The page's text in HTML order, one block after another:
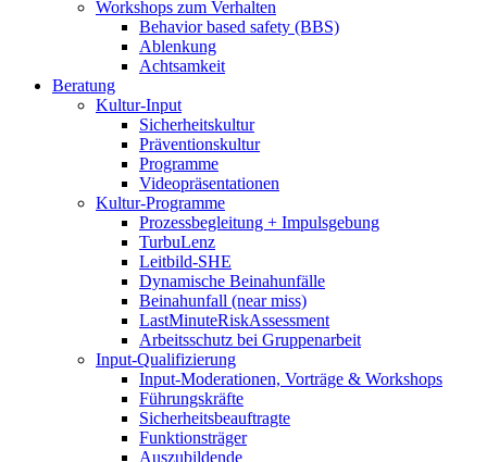
Workshops zum Verhalten
Behavior based safety (BBS)
Ablenkung
Achtsamkeit
Beratung
Kultur-Input
Sicherheitskultur
Präventionskultur
Programme
Videopräsentationen
Kultur-Programme
Prozessbegleitung + Impulsgebung
TurbuLenz
Leitbild-SHE
Dynamische Beinahunfälle
Beinahunfall (near miss)
LastMinuteRiskAssessment
Arbeitsschutz bei Gruppenarbeit
Input-Qualifizierung
Input-Moderationen, Vorträge & Workshops
Führungskräfte
Sicherheitsbeauftragte
Funktionsträger
Auszubildende